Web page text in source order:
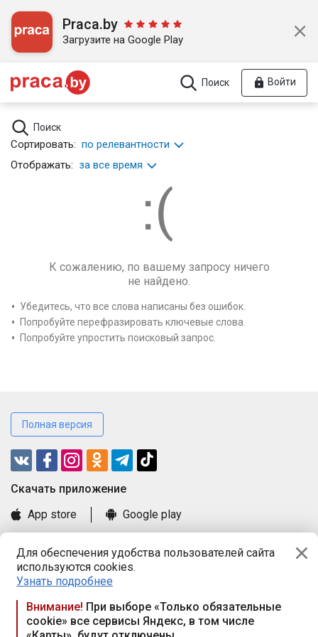
Для обеспечения удобства пользователей сайта
используются cookies.
Узнать подробнее
Внимание! При выборе «Только обязательные
cookie» все сервисы Яндекс, в том числе
Praca.by
Загрузите на Google Play
Поиск Войти
Поиск
Сортировать: по релевантности
Отображать: за все время
К сожалению, по вашему запросу ничего
не найдено.
Убедитесь, что все слова написаны без ошибок.
Попробуйте перефразировать ключевые слова.
Попробуйте упростить поисковый запрос.
Полная версия
Cкачать приложение
App store
Google play
Книга замечаний и предложений
Правила и документы
Praca.by © 2000—2026, ООО «ПРАЦА БАЙ»
Республика Беларусь, 220114, г. Минск, пр-т Независимости
117а, пом. № 9.